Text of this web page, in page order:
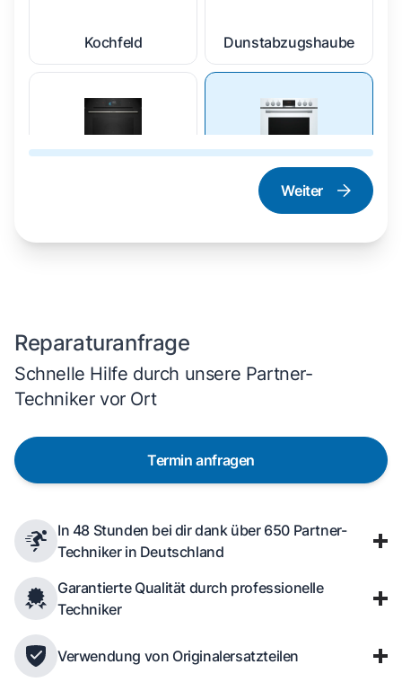
Kochfeld Dunstabzugshaube
Herd und Backofen
Weiter
Reparaturanfrage
Schnelle Hilfe durch unsere Partner-
Techniker vor Ort
Termin anfragen
In 48 Stunden bei dir dank über 650 Partner-
Techniker in Deutschland
Garantierte Qualität durch professionelle
Techniker
Verwendung von Originalersatzteilen